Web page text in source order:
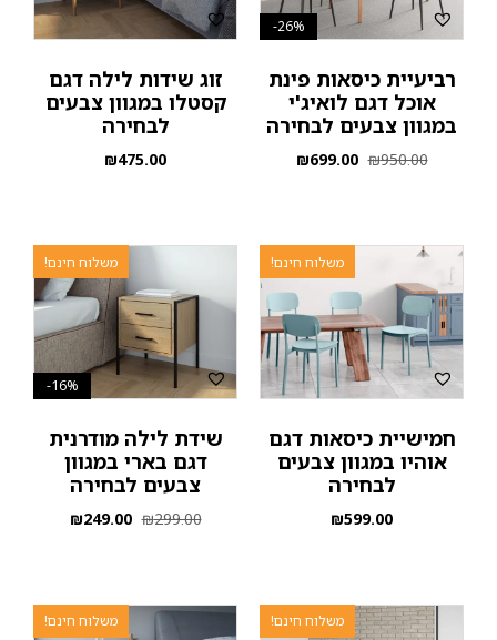
26%-
רביעיית כיסאות פינת
אוכל דגם לואיג'י
במגוון צבעים לבחירה
₪950.00
₪699.00
זוג שידות לילה דגם
קסטלו במגוון צבעים
לבחירה
₪475.00
משלוח חינם!
חמישיית כיסאות דגם
אוהיו במגוון צבעים
לבחירה
₪599.00
משלוח חינם!
16%-
שידת לילה מודרנית
דגם בארי במגוון
צבעים לבחירה
₪299.00
₪249.00
משלוח חינם! משלוח חינם!